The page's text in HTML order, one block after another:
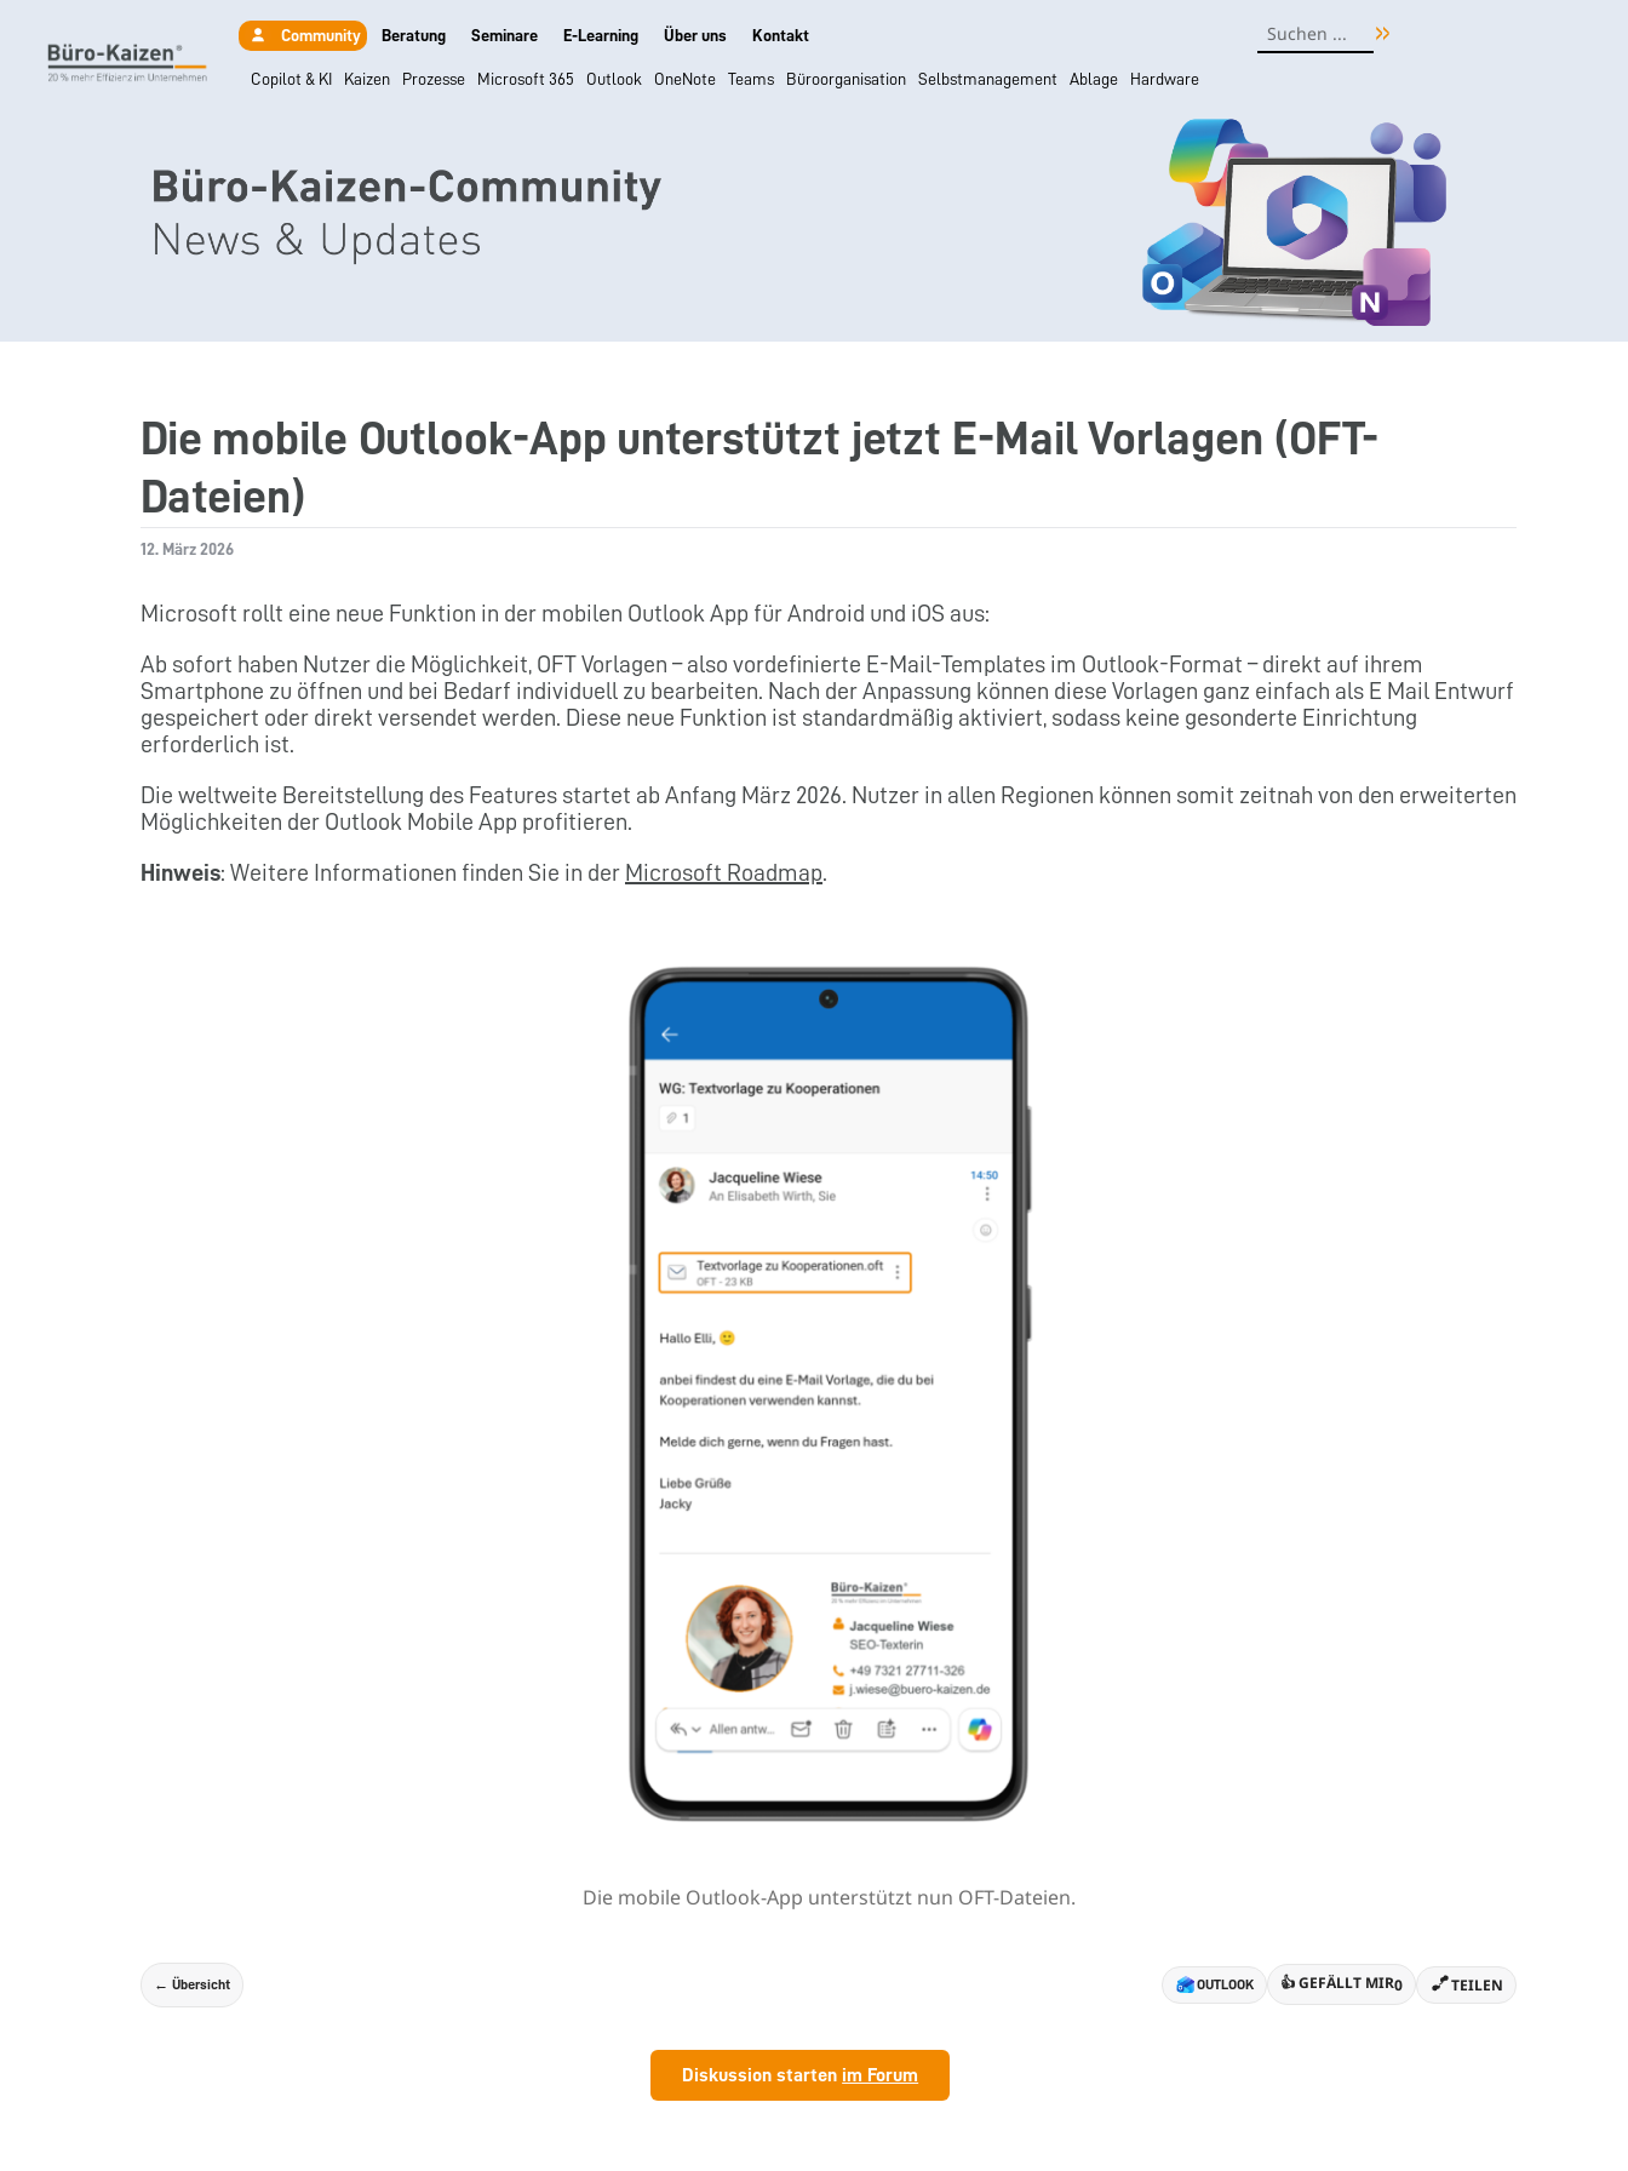
Community Beratung Seminare E-Learning Über uns Kontakt
Copilot & KI Kaizen Prozesse Microsoft 365 Outlook OneNote Teams Büroorganisation Selbstmanagement Ablage Hardware
Die mobile Outlook-App unterstützt jetzt E-Mail Vorlagen (OFT-
Dateien)
12. März 2026
Microsoft rollt eine neue Funktion in der mobilen Outlook App für Android und iOS aus:
Ab sofort haben Nutzer die Möglichkeit, OFT Vorlagen – also vordefinierte E-Mail-Templates im Outlook-Format – direkt auf ihrem
Smartphone zu öffnen und bei Bedarf individuell zu bearbeiten. Nach der Anpassung können diese Vorlagen ganz einfach als E Mail Entwurf
gespeichert oder direkt versendet werden. Diese neue Funktion ist standardmäßig aktiviert, sodass keine gesonderte Einrichtung
erforderlich ist.
Die weltweite Bereitstellung des Features startet ab Anfang März 2026. Nutzer in allen Regionen können somit zeitnah von den erweiterten
Möglichkeiten der Outlook Mobile App profitieren.
Hinweis: Weitere Informationen finden Sie in der Microsoft Roadmap.
Die mobile Outlook-App unterstützt nun OFT-Dateien.
← Übersicht OUTLOOK 👍 GEFÄLLT MIR0 TEILEN
Diskussion startenim Forum